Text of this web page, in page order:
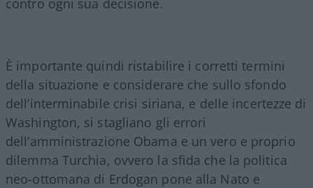
È importante quindi ristabilire i corretti termini
della situazione e considerare che sullo sfondo
dell’interminabile crisi siriana, e delle incertezze di
Washington, si stagliano gli errori
dell’amministrazione Obama e un vero e proprio
dilemma Turchia, ovvero la sfida che la politica
neo-ottomana di Erdogan pone alla Nato e